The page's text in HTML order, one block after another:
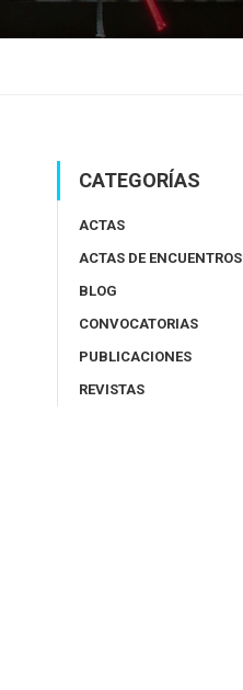
CATEGORÍAS
ACTAS
ACTAS DE ENCUENTROS
BLOG
CONVOCATORIAS
PUBLICACIONES
REVISTAS